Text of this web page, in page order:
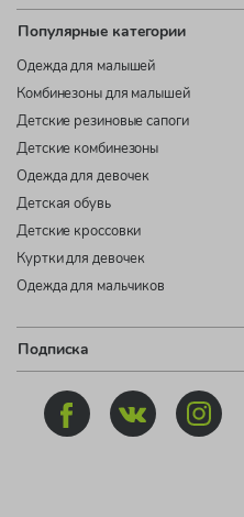
Популярные категории
Одежда для малышей
Комбинезоны для малышей
Детские резиновые сапоги
Детские комбинезоны
Одежда для девочек
Детская обувь
Детские кроссовки
Куртки для девочек
Одежда для мальчиков
Подписка